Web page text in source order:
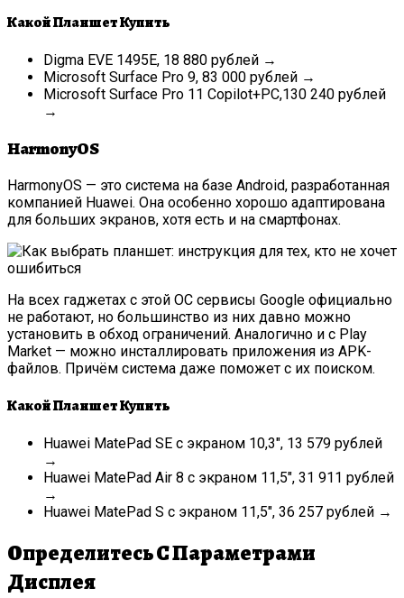
Какой Планшет Купить
Digma EVE 1495E, 18 880 рублей →
Microsoft Surface Pro 9, 83 000 рублей →
Microsoft Surface Pro 11 Copilot+PC,130 240 рублей
→
HarmonyOS
HarmonyOS — это система на базе Android, разработанная
компанией Huawei. Она особенно хорошо адаптирована
для больших экранов, хотя есть и на смартфонах.
На всех гаджетах с этой ОС сервисы Google официально
не работают, но большинство из них давно можно
установить в обход ограничений. Аналогично и с Play
Market — можно инсталлировать приложения из APK-
файлов. Причём система даже поможет с их поиском.
Какой Планшет Купить
Huawei MatePad SE с экраном 10,3″, 13 579 рублей
→
Huawei MatePad Air 8 с экраном 11,5″, 31 911 рублей
→
Huawei MatePad S с экраном 11,5″, 36 257 рублей →
Определитесь С Параметрами
Дисплея